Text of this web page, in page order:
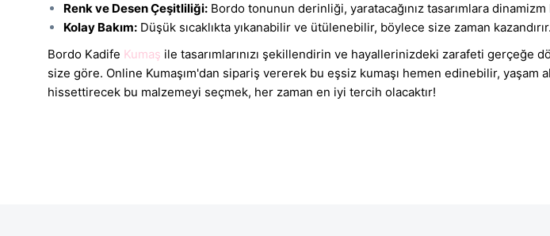
Renk ve Desen Çeşitliliği: Bordo tonunun derinliği, yaratacağınız tasarımlara dinamizm
Kolay Bakım: Düşük sıcaklıkta yıkanabilir ve ütülenebilir, böylece size zaman kazandırır.
Bordo Kadife Kumaş ile tasarımlarınızı şekillendirin ve hayallerinizdeki zarafeti gerçeğe
size göre. Online Kumaşım'dan sipariş vererek bu eşsiz kumaşı hemen edinebilir, yaşam
hissettirecek bu malzemeyi seçmek, her zaman en iyi tercih olacaktır!